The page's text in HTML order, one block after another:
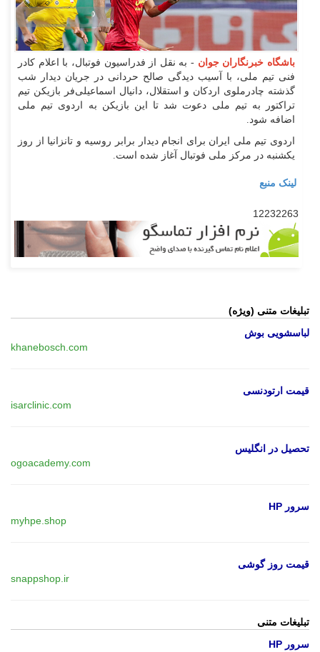
باشگاه خبرنگاران جوان - به نقل از فدراسیون فوتبال، با اعلام کادر
فنی تیم ملی، با آسیب دیدگی صالح حردانی در جریان دیدار شب
گذشته چادرملوی اردکان و استقلال، دانیال اسماعیلی‌فر بازیکن تیم
تراکتور به تیم ملی دعوت شد تا این بازیکن به اردوی تیم ملی
اضافه شود.
اردوی تیم ملی ایران برای انجام دیدار برابر روسیه و تانزانیا از روز
یکشنبه در مرکز ملی فوتبال آغاز شده است.
لینک منبع
12232263
تبلیغات متنی (ویژه)
لباسشویی بوش
khanebosch.com
قیمت ارتودنسی
isarclinic.com
تحصیل در انگلیس
ogoacademy.com
سرور HP
myhpe.shop
قیمت روز گوشی
snappshop.ir
تبلیغات متنی
سرور HP